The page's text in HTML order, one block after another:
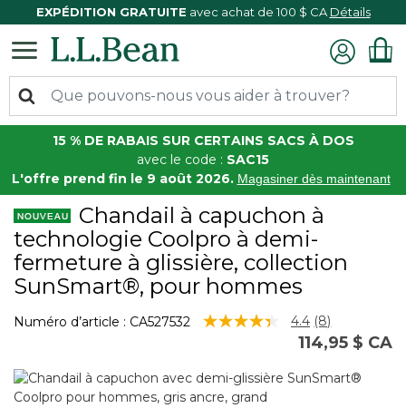
EXPÉDITION GRATUITE avec achat de 100 $ CA Détails
15 % DE RABAIS SUR CERTAINS SACS À DOS
avec le code : SAC15
L'offre prend fin le 9 août 2026. Magasiner dès maintenant
Chandail à capuchon à
technologie Coolpro à demi-
fermeture à glissière, collection
SunSmart®, pour hommes
Numéro d’article : CA527532 5 sur 5 Évaluation des clients
4.4 Lire
les
Lien
(8)
114,95 $ CA